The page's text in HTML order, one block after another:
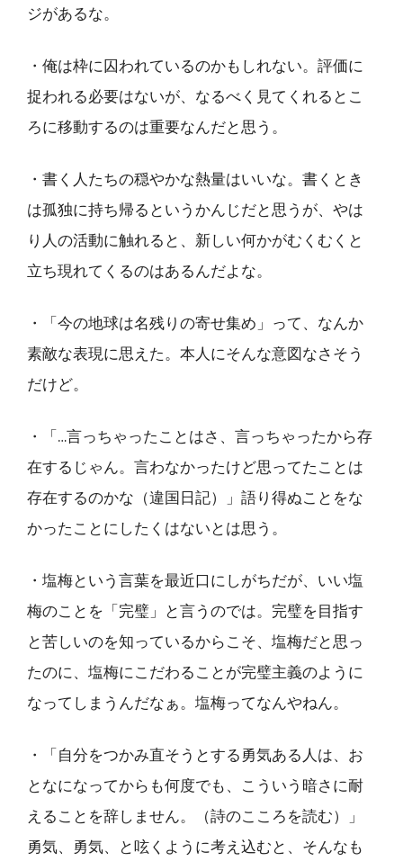
ジがあるな。
・俺は枠に囚われているのかもしれない。評価に
捉われる必要はないが、なるべく見てくれるとこ
ろに移動するのは重要なんだと思う。
・書く人たちの穏やかな熱量はいいな。書くとき
は孤独に持ち帰るというかんじだと思うが、やは
り人の活動に触れると、新しい何かがむくむくと
立ち現れてくるのはあるんだよな。
・「今の地球は名残りの寄せ集め」って、なんか
素敵な表現に思えた。本人にそんな意図なさそう
だけど。
・「…言っちゃったことはさ、言っちゃったから存
在するじゃん。言わなかったけど思ってたことは
存在するのかな（違国日記）」語り得ぬことをな
かったことにしたくはないとは思う。
・塩梅という言葉を最近口にしがちだが、いい塩
梅のことを「完璧」と言うのでは。完璧を目指す
と苦しいのを知っているからこそ、塩梅だと思っ
たのに、塩梅にこだわることが完璧主義のように
なってしまうんだなぁ。塩梅ってなんやねん。
・「自分をつかみ直そうとする勇気ある人は、お
となになってからも何度でも、こういう暗さに耐
えることを辞しません。（詩のこころを読む）」
勇気、勇気、と呟くように考え込むと、そんなも